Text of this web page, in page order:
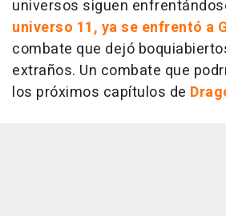
universos siguen
universo 11, ya se enfrentó a
combate que dejó
extraños. Un combate que
los próximos capítulos de